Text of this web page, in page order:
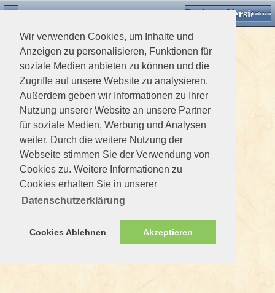
Wir verwenden Cookies, um Inhalte und
Anzeigen zu personalisieren, Funktionen für
soziale Medien anbieten zu können und die
Zugriffe auf unsere Website zu analysieren.
Außerdem geben wir Informationen zu Ihrer
Nutzung unserer Website an unsere Partner
für soziale Medien, Werbung und Analysen
weiter. Durch die weitere Nutzung der
Webseite stimmen Sie der Verwendung von
Cookies zu. Weitere Informationen zu
Cookies erhalten Sie in unserer
Datenschutzerklärung
Cookies Ablehnen Akzeptieren
Desktop VersionEinloggen